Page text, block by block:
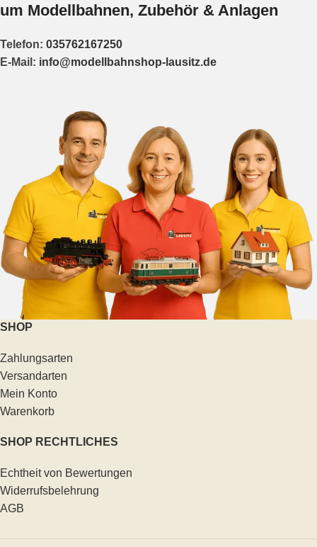
um Modellbahnen, Zubehör & Anlagen
Telefon: 035762167250
E-Mail: info@modellbahnshop-lausitz.de
SHOP
Zahlungsarten
Versandarten
Mein Konto
Warenkorb
SHOP RECHTLICHES
Echtheit von Bewertungen
Widerrufsbelehrung
AGB